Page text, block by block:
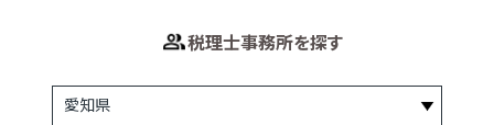
税理士事務所を探す